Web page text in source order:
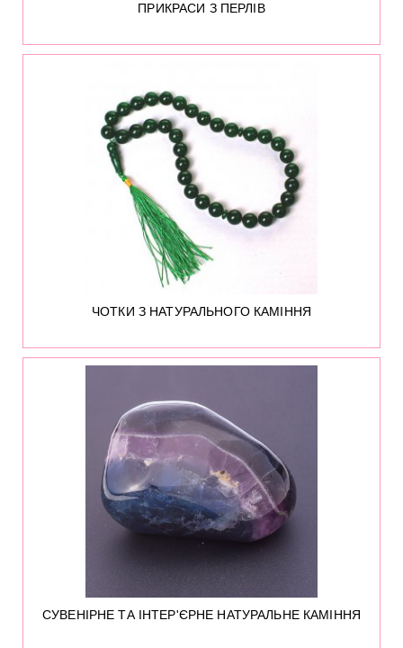
ПРИКРАСИ З ПЕРЛІВ
192
ЧОТКИ З НАТУРАЛЬНОГО КАМІННЯ
110
СУВЕНІРНЕ ТА ІНТЕР'ЄРНЕ НАТУРАЛЬНЕ КАМІННЯ